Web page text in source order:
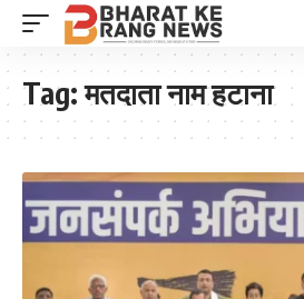
Tag:मतदाता नाम हटाना